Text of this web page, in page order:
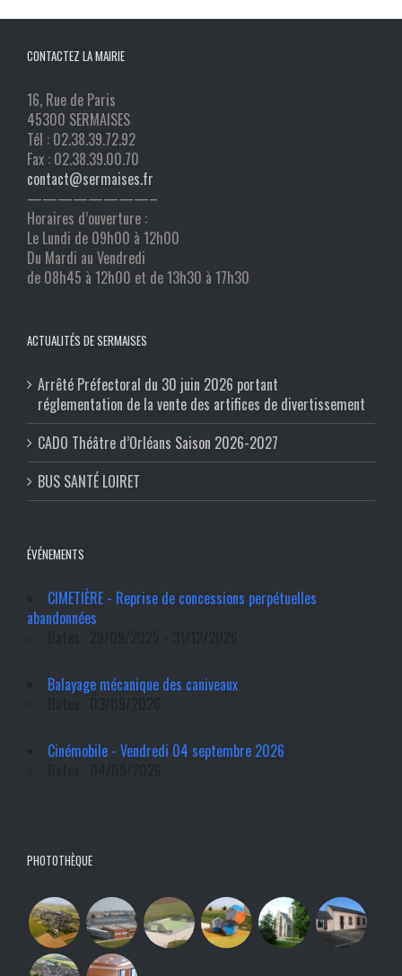
CONTACTEZ LA MAIRIE
16, Rue de Paris
45300 SERMAISES
Tél : 02.38.39.72.92
Fax : 02.38.39.00.70
contact@sermaises.fr
————————–
Horaires d’ouverture :
Le Lundi de 09h00 à 12h00
Du Mardi au Vendredi
de 08h45 à 12h00 et de 13h30 à 17h30
ACTUALITÉS DE SERMAISES
Arrêté Préfectoral du 30 juin 2026 portant
réglementation de la vente des artifices de divertissement
CADO Théâtre d’Orléans Saison 2026-2027
BUS SANTÉ LOIRET
ÉVÉNEMENTS
CIMETIÈRE - Reprise de concessions perpétuelles
abandonnées
Balayage mécanique des caniveaux
Cinémobile - Vendredi 04 septembre 2026
PHOTOTHÈQUE